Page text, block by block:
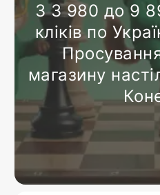
З 3 980 до 9
кліків по
магазину